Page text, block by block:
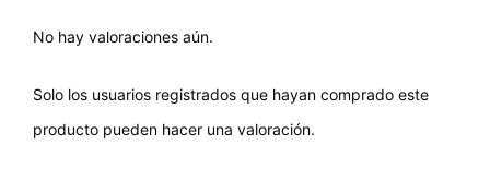
No hay valoraciones aún.
Solo los usuarios registrados que hayan comprado este
producto pueden hacer una valoración.